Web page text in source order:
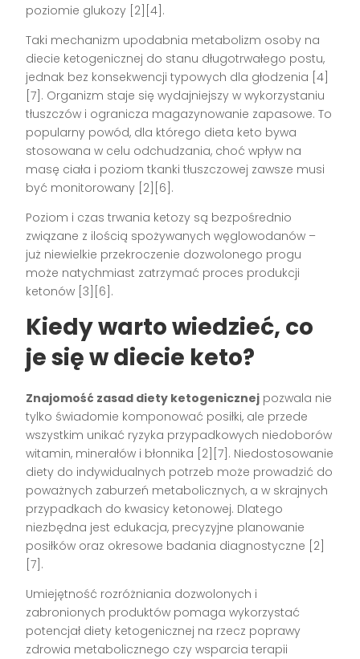
poziomie glukozy [2][4].
Taki mechanizm upodabnia metabolizm osoby na
diecie ketogenicznej do stanu długotrwałego postu,
jednak bez konsekwencji typowych dla głodzenia [4]
[7]. Organizm staje się wydajniejszy w wykorzystaniu
tłuszczów i ogranicza magazynowanie zapasowe. To
popularny powód, dla którego dieta keto bywa
stosowana w celu odchudzania, choć wpływ na
masę ciała i poziom tkanki tłuszczowej zawsze musi
być monitorowany [2][6].
Poziom i czas trwania ketozy są bezpośrednio
związane z ilością spożywanych węglowodanów –
już niewielkie przekroczenie dozwolonego progu
może natychmiast zatrzymać proces produkcji
ketonów [3][6].
Kiedy warto wiedzieć, co
je się w diecie keto?
Znajomość zasad diety ketogenicznej pozwala nie
tylko świadomie komponować posiłki, ale przede
wszystkim unikać ryzyka przypadkowych niedoborów
witamin, minerałów i błonnika [2][7]. Niedostosowanie
diety do indywidualnych potrzeb może prowadzić do
poważnych zaburzeń metabolicznych, a w skrajnych
przypadkach do kwasicy ketonowej. Dlatego
niezbędna jest edukacja, precyzyjne planowanie
posiłków oraz okresowe badania diagnostyczne [2]
[7].
Umiejętność rozróżniania dozwolonych i
zabronionych produktów pomaga wykorzystać
potencjał diety ketogenicznej na rzecz poprawy
zdrowia metabolicznego czy wsparcia terapii